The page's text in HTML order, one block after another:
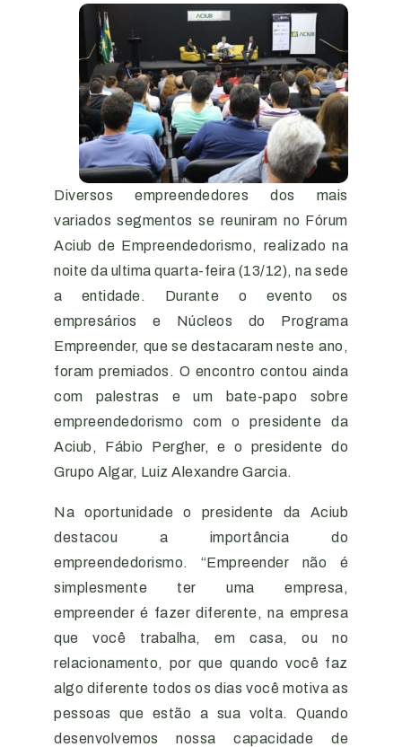
Diversos empreendedores dos mais
variados segmentos se reuniram no Fórum
Aciub de Empreendedorismo, realizado na
noite da ultima quarta-feira (13/12), na sede
a entidade. Durante o evento os
empresários e Núcleos do Programa
Empreender, que se destacaram neste ano,
foram premiados. O encontro contou ainda
com palestras e um bate-papo sobre
empreendedorismo com o presidente da
Aciub, Fábio Pergher, e o presidente do
Grupo Algar, Luiz Alexandre Garcia.
Na oportunidade o presidente da Aciub
destacou a importância do
empreendedorismo. “Empreender não é
simplesmente ter uma empresa,
empreender é fazer diferente, na empresa
que você trabalha, em casa, ou no
relacionamento, por que quando você faz
algo diferente todos os dias você motiva as
pessoas que estão a sua volta. Quando
desenvolvemos nossa capacidade de